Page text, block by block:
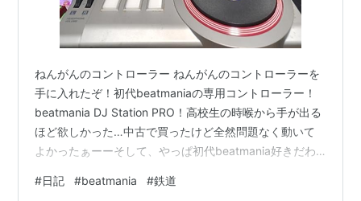
「減るけど増えない」「無くなったら終わり」のゲージ
システムに変更された。
フリースクラッチ
初代と2ndMIXのみ存在。
一定区間、ターンテーブルを自由に操作していい区間が
あり、この範囲でスクラッチすればGOODになり、しな
ければPOORとなる。
*2
ねんがんのコントローラー ねんがんのコントローラーを
手に入れたぞ！初代beatmaniaの専用コントローラー！
beatmania DJ Station PRO！高校生の時喉から手が出る
ほど欲しかった…中古で買ったけど全然問題なく動いて
よかったぁーーそして、やっぱ初代beatmania好きだわ
あえず２７年？の悲願が果たせた！！！ 東武10030型
#日記 #beatmania #鉄道